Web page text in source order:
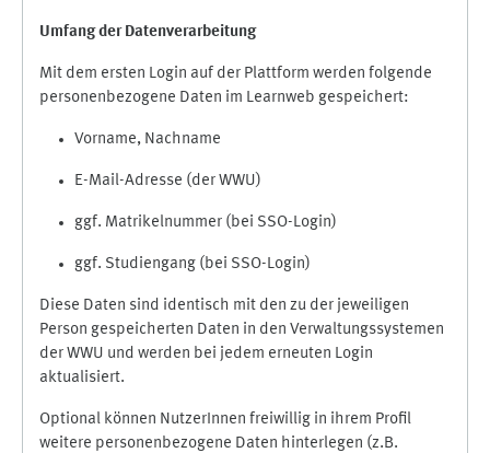
Umfang der Datenverarbeitung
Mit dem ersten Login auf der Plattform werden folgende
personenbezogene Daten im Learnweb gespeichert:
Vorname, Nachname
E-Mail-Adresse (der WWU)
ggf. Matrikelnummer (bei SSO-Login)
ggf. Studiengang (bei SSO-Login)
Diese Daten sind identisch mit den zu der jeweiligen
Person gespeicherten Daten in den Verwaltungssystemen
der WWU und werden bei jedem erneuten Login
aktualisiert.
Optional können NutzerInnen freiwillig in ihrem Profil
weitere personenbezogene Daten hinterlegen (z.B.